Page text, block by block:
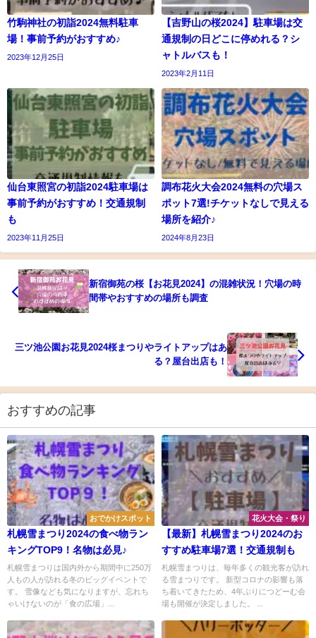
竹駒神社の初詣2024無料駐車
場！事前予約がおすすめ♪
2023年12月25日
【吉野山の桜2024】駐車場は交
通規制の日どこに停めれる？シ
ャトルバスも！
2023年2月11日
仙台東照宮の初詣2024駐車場は
事前予約がおすすめ！交通規制
も
2023年11月25日
調布花火大会2024無料の穴場ス
ポット7選!チケットなしで見える
場所を紹介♪
2024年8月23日
新宿御苑の桜【お花見2024】の混雑状況！穴場の時
間帯やおすすめの場所も調査
三ツ池公園お花見2024桜まつりやライトアップはあ
る？屋台出店も！
おすすめの記事
おでかけスポット
札幌雪まつり2024の食べ物ラン
キングTOP9！名物は必見♪
札幌雪まつりは国内外から期間中に250万
人もの人が訪れる冬のビッグイベントで
す。 雪像なども気になりますが、忘れち
ゃいけないのが「食の広場」...
花火大会・祭り
【最新】札幌雪まつり2024のお
すすめ駐車場7選！交通規制も
札幌雪まつりは、毎年多くの観光客が訪れ
る雪まつりです。 新型コロナの影響も落
ち着いてきたため、4年ぶりにつどーむ会
場も開催が決定しました。 ...